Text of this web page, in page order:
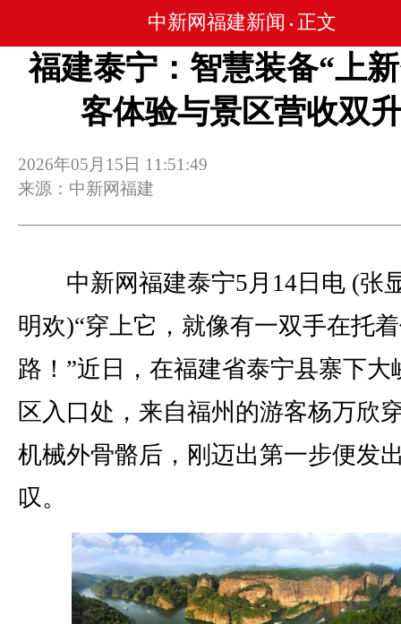
中新网福建新闻 • 正文
福建泰宁：智慧装备“上
客体验与景区营收双
2026年05月15日 11:51:49
来源：中新网福建
中新网福建泰宁5月14日电 (张
明欢)“穿上它，就像有一双手在托
路！”近日，在福建省泰宁县寨下大
区入口处，来自福州的游客杨万欣
机械外骨骼后，刚迈出第一步便发
叹。